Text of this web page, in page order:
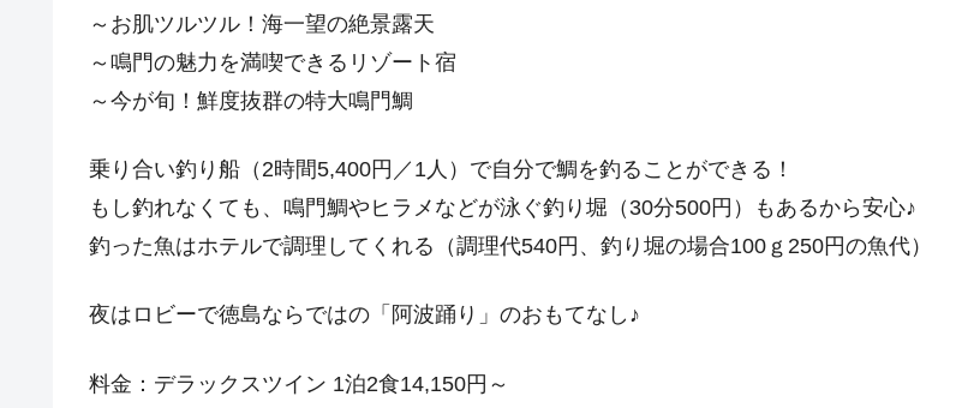
～お肌ツルツル！海一望の絶景露天
～鳴門の魅力を満喫できるリゾート宿
～今が旬！鮮度抜群の特大鳴門鯛
乗り合い釣り船（2時間5,400円／1人）で自分で鯛を釣ることができる！
もし釣れなくても、鳴門鯛やヒラメなどが泳ぐ釣り堀（30分500円）もあるから安心♪
釣った魚はホテルで調理してくれる（調理代540円、釣り堀の場合100ｇ250円の魚代）
夜はロビーで徳島ならではの「阿波踊り」のおもてなし♪
料金：デラックスツイン 1泊2食14,150円～